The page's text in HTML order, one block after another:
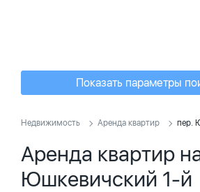
Показать параметры
Недвижимость Аренда квартир пер.
Аренда квартир
Юшкевичский 1-й